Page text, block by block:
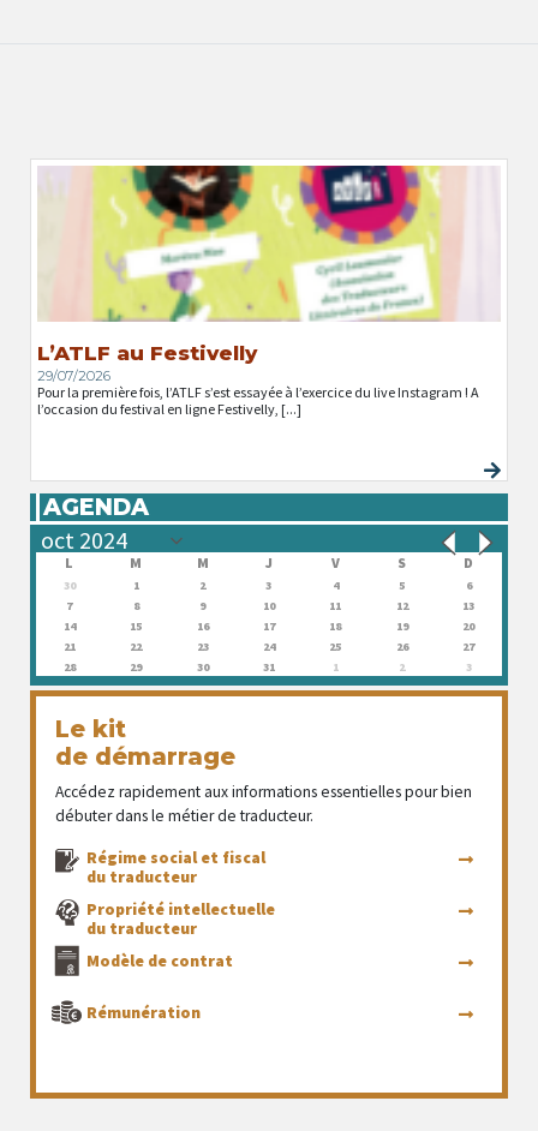
L’ATLF au Festivelly
29/07/2026
Pour la première fois, l’ATLF s’est essayée à l’exercice du live Instagram ! A
l’occasion du festival en ligne Festivelly, [...]
AGENDA
L M M J V S D
30 1 2 3 4 5
6
7
8 9 10 11 12
13
14
15 16 17 18 19
20
21
22 23 24 25 26
27
28
29 30 31 1 2 3
Le kit
de démarrage
Accédez rapidement aux informations essentielles pour bien
débuter dans le métier de traducteur.
Régime social et fiscal
du traducteur
Propriété intellectuelle
du traducteur
Modèle de contrat
Rémunération